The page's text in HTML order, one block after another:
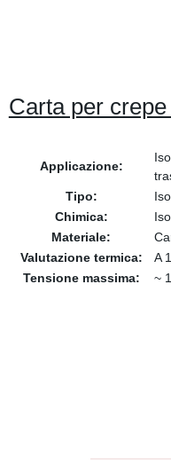
Carta per
Applicazione:
Tipo:
Chimica:
Materiale:
Valutazione termica:
A
Tensione massima:
~